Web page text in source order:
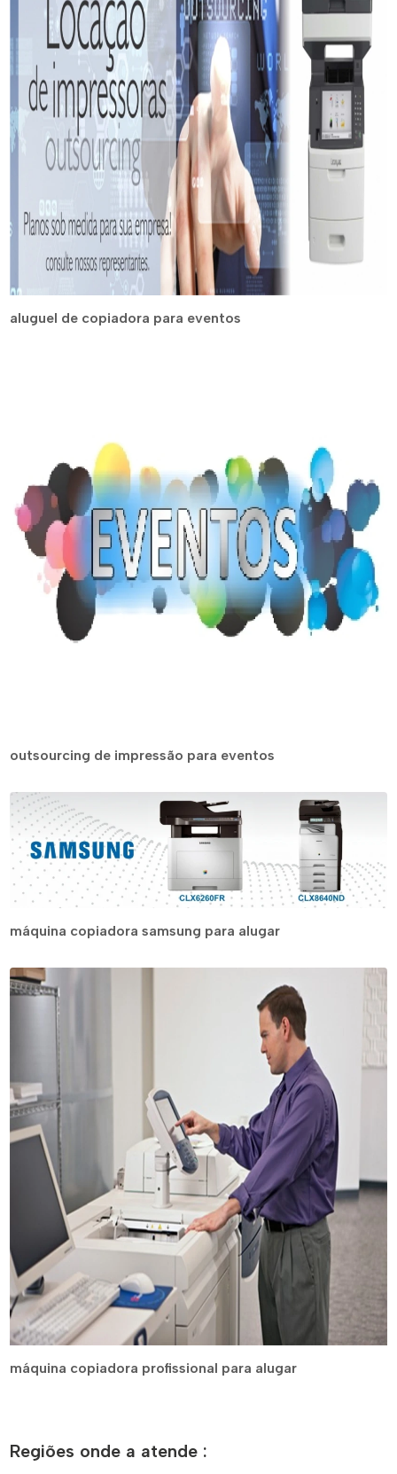
aluguel de copiadora para eventos
outsourcing de impressão para eventos
máquina copiadora samsung para alugar
máquina copiadora profissional para alugar
Regiões onde a atende :